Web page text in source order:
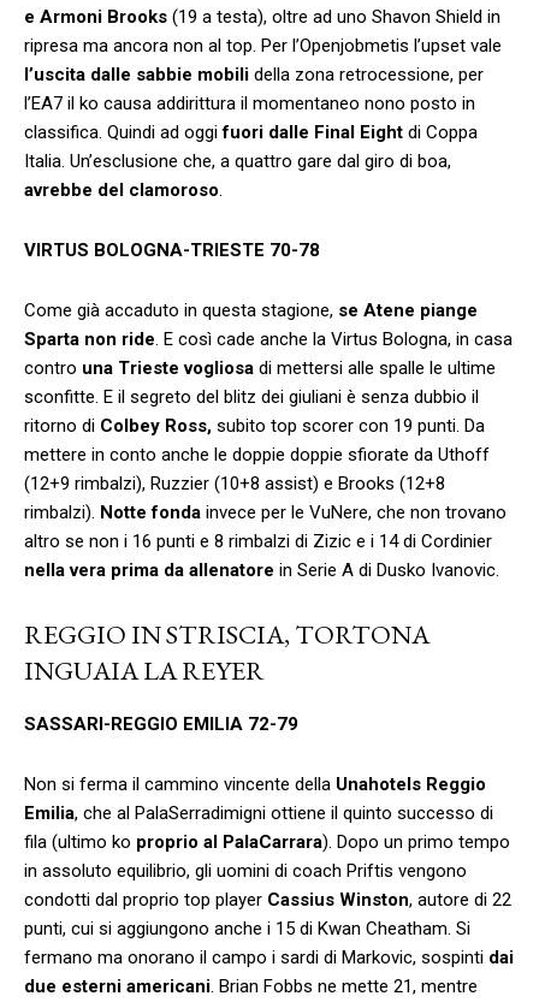
e Armoni Brooks (19 a testa), oltre ad uno Shavon Shield in
ripresa ma ancora non al top. Per l’Openjobmetis l’upset vale
l’uscita dalle sabbie mobili della zona retrocessione, per
l’EA7 il ko causa addirittura il momentaneo nono posto in
classifica. Quindi ad oggifuori dalle Final Eight di Coppa
Italia. Un’esclusione che, a quattro gare dal giro di boa,
avrebbe del clamoroso.
VIRTUS BOLOGNA-TRIESTE 70-78
Come già accaduto in questa stagione, se Atene piange
Sparta non ride. E così cade anche la Virtus Bologna, in casa
contro una Trieste vogliosa di mettersi alle spalle le ultime
sconfitte. E il segreto del blitz dei giuliani è senza dubbio il
ritorno di Colbey Ross, subito top scorer con 19 punti. Da
mettere in conto anche le doppie doppie sfiorate da Uthoff
(12+9 rimbalzi), Ruzzier (10+8 assist) e Brooks (12+8
rimbalzi). Notte fonda invece per le VuNere, che non trovano
altro se non i 16 punti e 8 rimbalzi di Zizic e i 14 di Cordinier
nella vera prima da allenatore in Serie A di Dusko Ivanovic.
REGGIO IN STRISCIA, TORTONA
INGUAIA LA REYER
SASSARI-REGGIO EMILIA 72-79
Non si ferma il cammino vincente della Unahotels Reggio
Emilia, che al PalaSerradimigni ottiene il quinto successo di
fila (ultimo ko proprio al PalaCarrara). Dopo un primo tempo
in assoluto equilibrio, gli uomini di coach Priftis vengono
condotti dal proprio top player Cassius Winston, autore di 22
punti, cui si aggiungono anche i 15 di Kwan Cheatham. Si
fermano ma onorano il campo i sardi di Markovic, sospinti dai
due esterni americani. Brian Fobbs ne mette 21, mentre